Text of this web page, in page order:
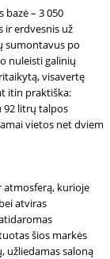
– 3 050
ir erdvesnis už
sumontavus po
nuleisti galinių
visavertę
itin praktiška:
92 litrų talpos
vietos net dviem
atmosferą, kurioje
atviras
šios markės
užliedamas saloną